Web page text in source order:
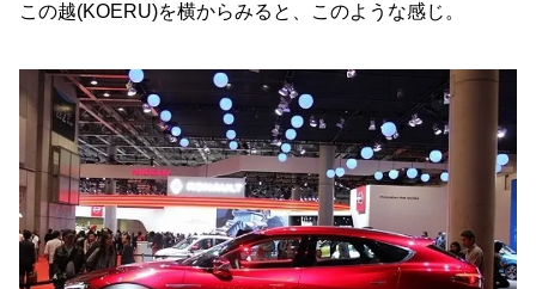
この越(KOERU)を横からみると、このような感じ。